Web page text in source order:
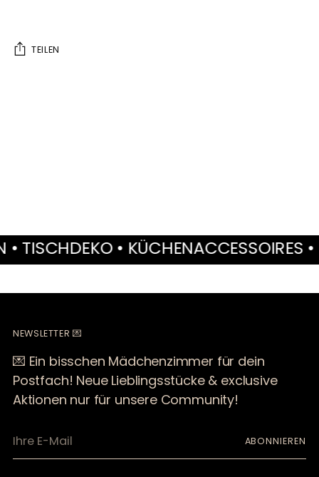
TEILEN
• KÜCHENACCESSOIRES •
NEWSLETTER 💌
💌 Ein bisschen Mädchenzimmer für dein
Postfach! Neue Lieblingsstücke & exclusive
Aktionen nur für unsere Community!
E-
ABONNIEREN